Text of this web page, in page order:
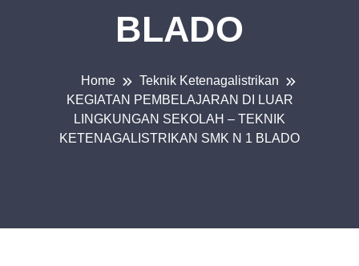
BLADO
Home
Teknik Ketenagalistrikan
KEGIATAN PEMBELAJARAN DI LUAR
LINGKUNGAN SEKOLAH – TEKNIK
KETENAGALISTRIKAN SMK N 1 BLADO